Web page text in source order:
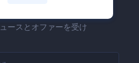
ースとオファーを受け